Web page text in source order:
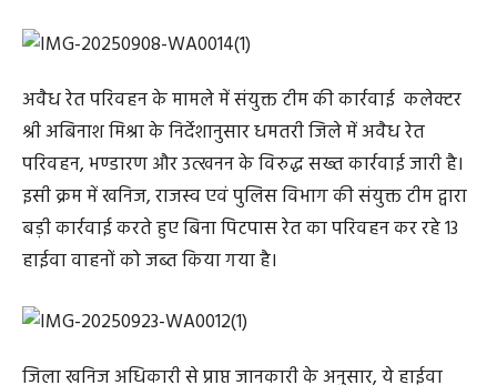
अवैध रेत परिवहन के मामले में संयुक्त टीम की कार्रवाई कलेक्टर
श्री अबिनाश मिश्रा के निर्देशानुसार धमतरी जिले में अवैध रेत
परिवहन, भण्डारण और उत्खनन के विरुद्ध सख्त कार्रवाई जारी है।
इसी क्रम में खनिज, राजस्व एवं पुलिस विभाग की संयुक्त टीम द्वारा
बड़ी कार्रवाई करते हुए बिना पिटपास रेत का परिवहन कर रहे 13